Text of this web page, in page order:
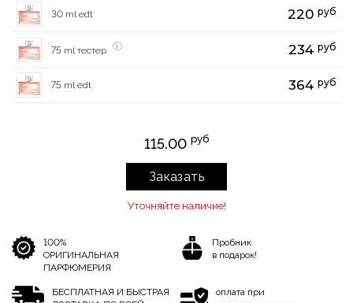
30 ml edt 220 руб
75 ml тестер 234 руб
75 ml edt 364 руб
115.00 руб
Заказать
Уточняйте наличие!
100%
ОРИГИНАЛЬНАЯ
ПАРФЮМЕРИЯ
Пробник
в подарок!
БЕСПЛАТНАЯ И БЫСТРАЯ
оплата при